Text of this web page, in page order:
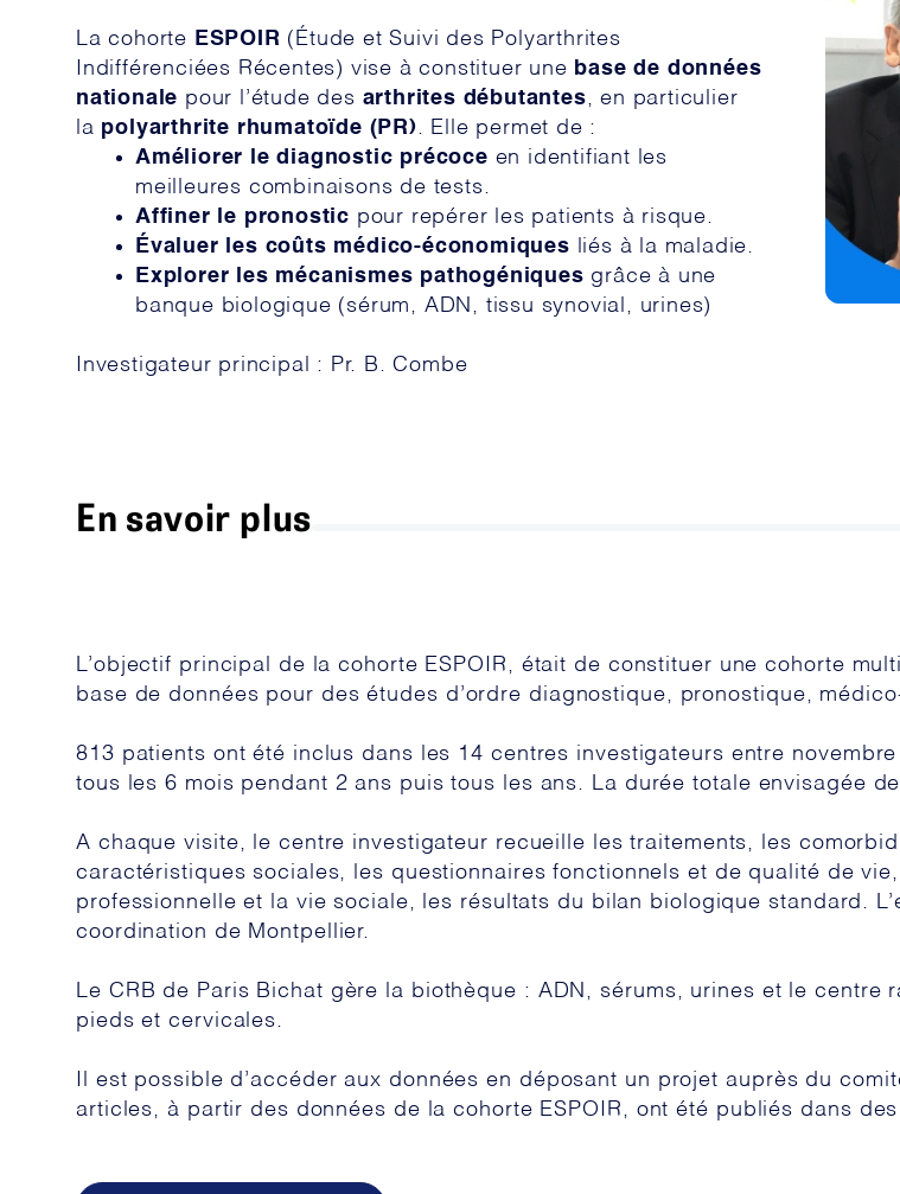
La cohorte ESPOIR (Étude et Suivi des Polyarthrites
Indifférenciées Récentes) vise à constituer une base de données
nationale pour l’étude des arthrites débutantes, en particulier
la polyarthrite rhumatoïde (PR). Elle permet de :
Améliorer le diagnostic précoce en identifiant les
meilleures combinaisons de tests.
Affiner le pronostic pour repérer les patients à risque.
Évaluer les coûts médico-économiques liés à la maladie.
Explorer les mécanismes pathogéniques grâce à une
banque biologique (sérum, ADN, tissu synovial, urines)
Investigateur principal : Pr. B. Combe
En savoir plus
L’objectif principal de la cohorte ESPOIR, était de constituer une cohorte
base de données pour des études d’ordre diagnostique, pronostique,
813 patients ont été inclus dans les 14 centres investigateurs entre
tous les 6 mois pendant 2 ans puis tous les ans. La durée totale envisagée
A chaque visite, le centre investigateur recueille les traitements, les
caractéristiques sociales, les questionnaires fonctionnels et de qualité de
professionnelle et la vie sociale, les résultats du bilan biologique standard.
coordination de Montpellier.
Le CRB de Paris Bichat gère la biothèque : ADN, sérums, urines et le
pieds et cervicales.
Il est possible d’accéder aux données en déposant un projet auprès du
articles, à partir des données de la cohorte ESPOIR, ont été publiés dans